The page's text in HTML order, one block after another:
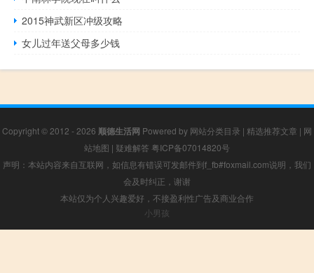
2015神武新区冲级攻略
女儿过年送父母多少钱
Copyright © 2012 - 2026 顺德生活网 Powered by 网站分类目录 | 精选推荐文章 | 网
站地图 | 疑难解答 粤ICP备07014820号
声明：本站内容来自互联网，如信息有错误可发邮件到f_fb#foxmail.com说明，我们
会及时纠正，谢谢
本站仅为个人兴趣爱好，不接盈利性广告及商业合作
小男孩